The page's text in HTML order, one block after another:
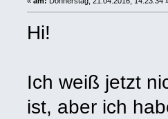
Hi!
Ich weiß jetzt
ist, aber ich